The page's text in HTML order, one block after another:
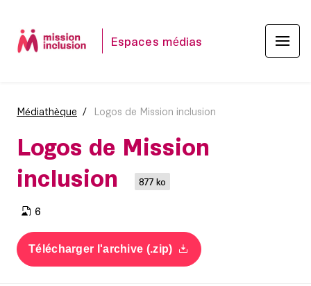
Espaces médias
Médiathèque Logos de Mission inclusion
Logos de Mission
inclusion
877 ko
6
Télécharger l'archive (.zip)